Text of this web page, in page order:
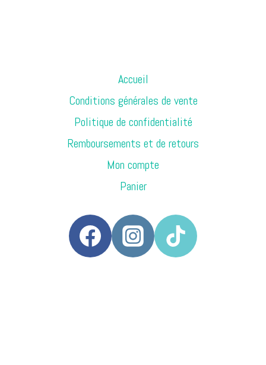
Accueil
Conditions générales de vente
Politique de confidentialité
Remboursements et de retours
Mon compte
Panier